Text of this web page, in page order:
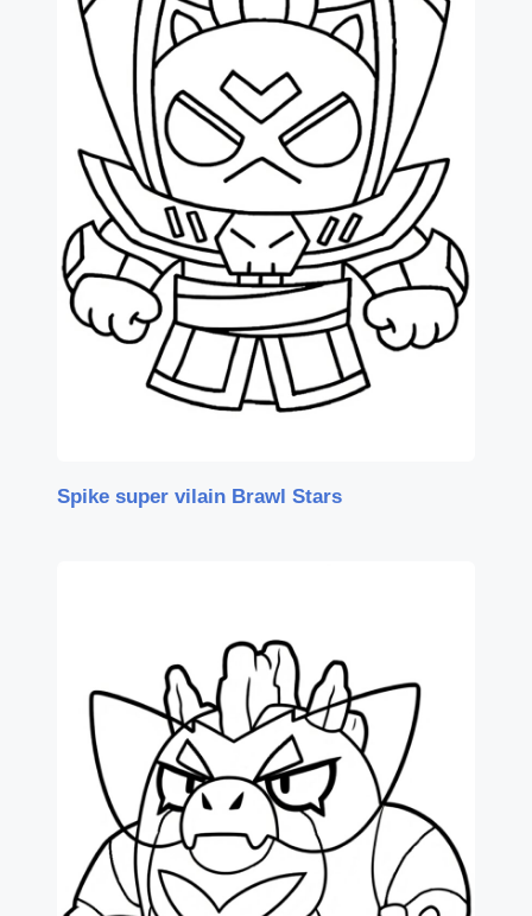
Spike super vilain Brawl Stars